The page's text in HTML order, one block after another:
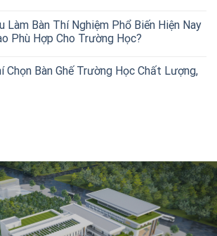
Làm Bàn Thí Nghiệm Phổ Biến Hiện Nay
Phù Hợp Cho Trường Học?
Chọn Bàn Ghế Trường Học Chất Lượng,